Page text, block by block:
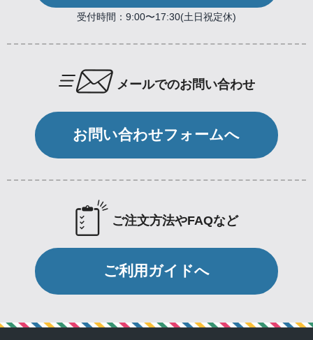
受付時間：9:00〜17:30(土日祝定休)
メールでのお問い合わせ
お問い合わせフォームへ
ご注文方法やFAQなど
ご利用ガイドへ